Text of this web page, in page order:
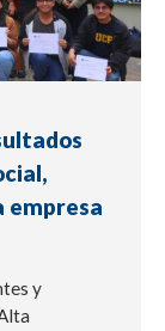
empresa
y